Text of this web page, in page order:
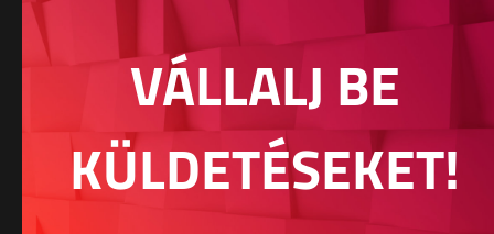
VÁLLALJ BE
KÜLDETÉSEKET!